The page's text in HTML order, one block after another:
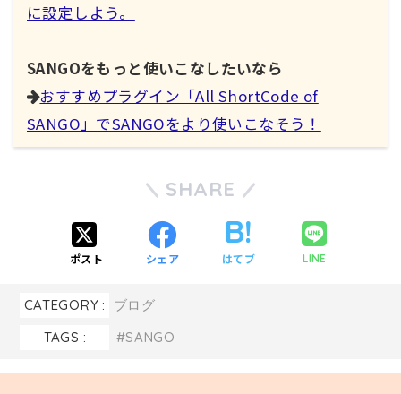
に設定しよう。
SANGOをもっと使いこなしたいなら
おすすめプラグイン「All ShortCode of
SANGO」でSANGOをより使いこなそう！
SHARE
ポスト シェア はてブ LINE
CATEGORY :
ブログ
TAGS :
SANGO